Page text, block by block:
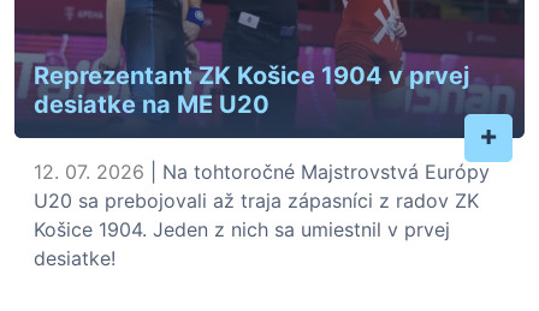
Reprezentant ZK Košice 1904 v prvej
desiatke na ME U20
+
12. 07. 2026 | Na tohtoročné Majstrovstvá Európy
U20 sa prebojovali až traja zápasníci z radov ZK
Košice 1904. Jeden z nich sa umiestnil v prvej
desiatke!